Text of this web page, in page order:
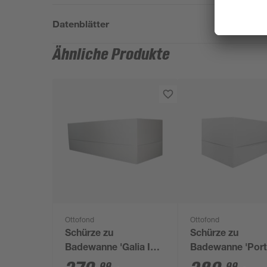
Datenblätter
Ähnliche Produkte
Ottofond
Schürze zu
Badewanne 'Galia I
Modell B' weiß 1700
Ottofond
Schürze zu
Badewanne
weiß 180 x 6 x 3